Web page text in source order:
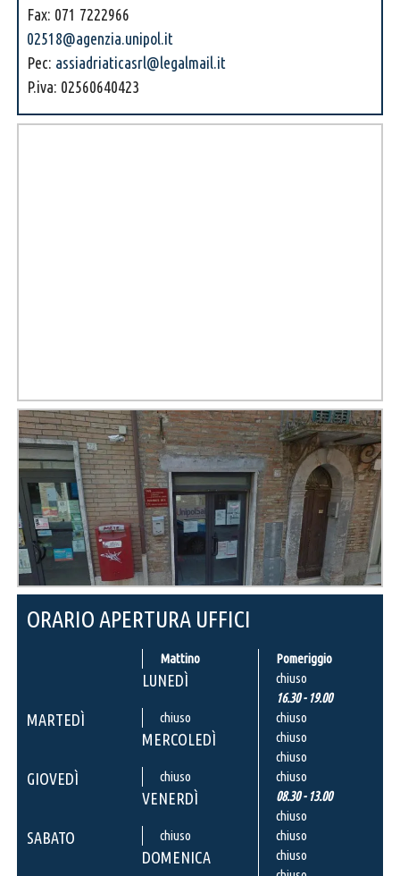
Fax: 071 7222966
02518@agenzia.unipol.it
Pec: assiadriaticasrl@legalmail.it
P.iva: 02560640423
ORARIO APERTURA UFFICI
Mattino Pomeriggio
LUNEDÌ
chiuso
16.30 - 19.00
MARTEDÌ chiuso chiuso
MERCOLEDÌ
chiuso
chiuso
GIOVEDÌ chiuso chiuso
VENERDÌ
08.30 - 13.00
chiuso
SABATO chiuso chiuso
DOMENICA
chiuso